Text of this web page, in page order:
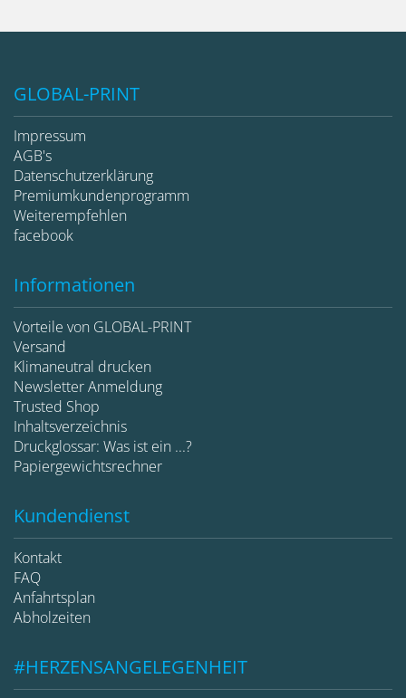
GLOBAL-PRINT
Impressum
AGB's
Datenschutzerklärung
Premiumkundenprogramm
Weiterempfehlen
facebook
Informationen
Vorteile von GLOBAL-PRINT
Versand
Klimaneutral drucken
Newsletter Anmeldung
Trusted Shop
Inhaltsverzeichnis
Druckglossar: Was ist ein ...?
Papiergewichtsrechner
Kundendienst
Kontakt
FAQ
Anfahrtsplan
Abholzeiten
#HERZENSANGELEGENHEIT